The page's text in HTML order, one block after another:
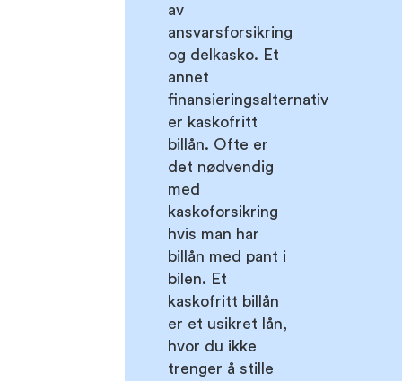
av
ansvarsforsikring
og delkasko. Et
annet
finansieringsalternativ
er kaskofritt
billån. Ofte er
det nødvendig
med
kaskoforsikring
hvis man har
billån med pant i
bilen. Et
kaskofritt billån
er et usikret lån,
hvor du ikke
trenger å stille